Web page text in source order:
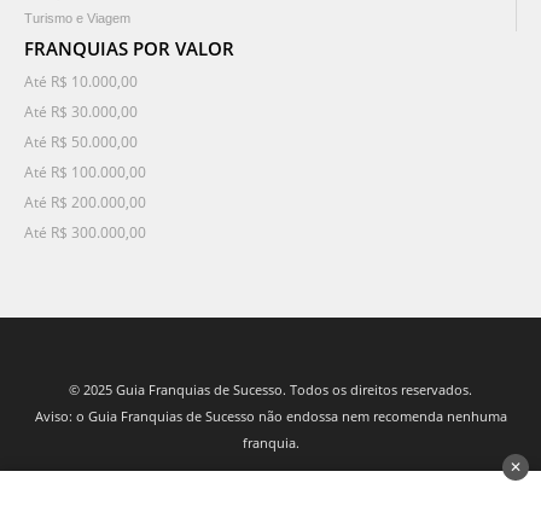
Turismo e Viagem
FRANQUIAS POR VALOR
Até R$ 10.000,00
Até R$ 30.000,00
Até R$ 50.000,00
Até R$ 100.000,00
Até R$ 200.000,00
Até R$ 300.000,00
© 2025 Guia Franquias de Sucesso. Todos os direitos reservados.
Aviso: o Guia Franquias de Sucesso não endossa nem recomenda nenhuma
franquia.
✕